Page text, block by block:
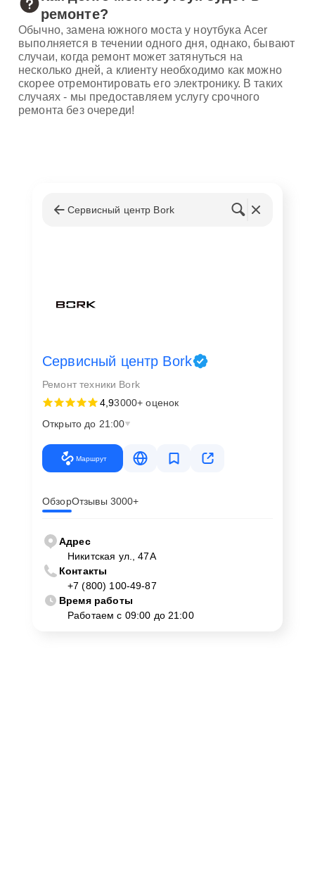
ремонте?
Обычно, замена южного моста у ноутбука Acer
выполняется в течении одного дня, однако, бывают
случаи, когда ремонт может затянуться на
несколько дней, а клиенту необходимо как можно
скорее отремонтировать его электронику. В таких
случаях - мы предоставляем услугу срочного
ремонта без очереди!
Сервисный центр Bork
Сервисный центр Bork
Ремонт техники Bork
4,93000+ оценок
Открыто до 21:00
Маршрут
ОбзорОтзывы 3000+
Адрес
Никитская ул., 47А
Контакты
+7 (800) 100-49-87
Время работы
Работаем с 09:00 до 21:00